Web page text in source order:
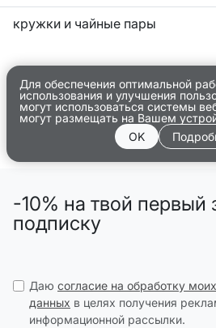
кружки и чайные пары
Для обеспечения оптимальной
использования и улучшения
могут использоваться системы
могут размещать на Вашем
OK
-10% на твой первый
подписку
Даю согласие на обработку
данных в целях получения
информационной рассылки.